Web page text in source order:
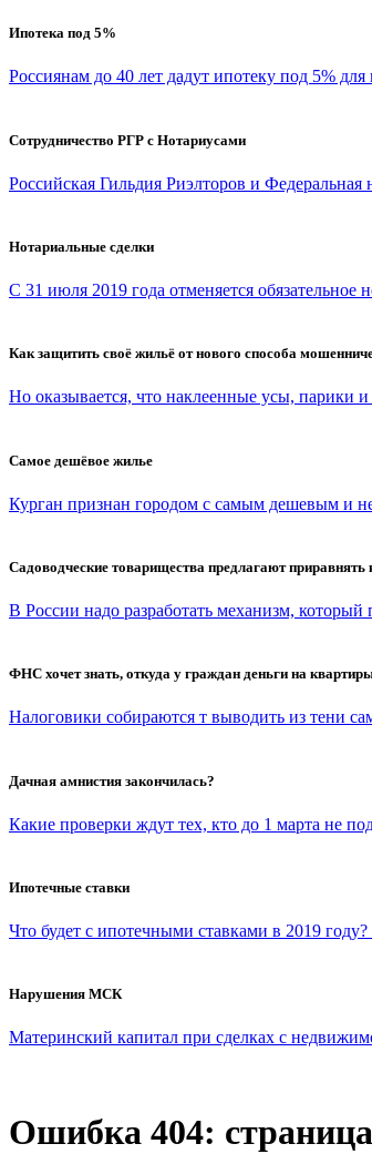
Ипотека под 5%
Россиянам до 40 лет дадут ипотеку под 5%
Сотрудничество РГР с Нотариусами
Российская Гильдия Риэлторов и Федеральная
Нотариальные сделки
С 31 июля 2019 года отменяется обязательное
Как защитить своё жильё от нового способа
Но оказывается, что наклеенные усы, парики
Самое дешёвое жилье
Курган признан городом с самым дешевым и
Садоводческие товарищества предлагают приравнять
В России надо разработать механизм, который
ФНС хочет знать, откуда у граждан деньги на
Налоговики собираются т выводить из тени
Дачная амнистия закончилась?
Какие проверки ждут тех, кто до 1 марта не
Ипотечные ставки
Что будет с ипотечными ставками в 2019
Нарушения МСК
Материнский капитал при сделках с
Ошибка 404: